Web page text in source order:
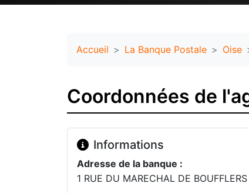
Accueil La Banque Postale Oise
Coordonnées de
Informations
Adresse de la banque :
1 RUE DU MARECHAL DE BOUFFLERS